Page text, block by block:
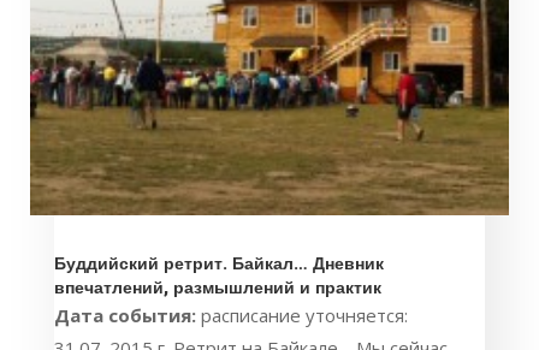
Буддийский ретрит. Байкал… Дневник
впечатлений, размышлений и практик
Дата события: расписание уточняется: